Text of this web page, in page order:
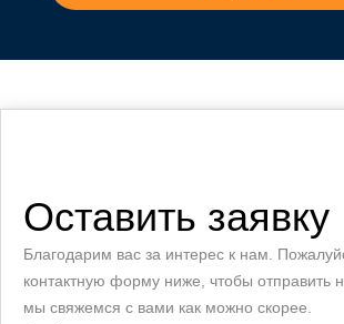
Оставить заявку
Благодарим вас за интерес к нам.
контактную форму ниже, чтобы отправить
мы свяжемся с вами как можно скорее.